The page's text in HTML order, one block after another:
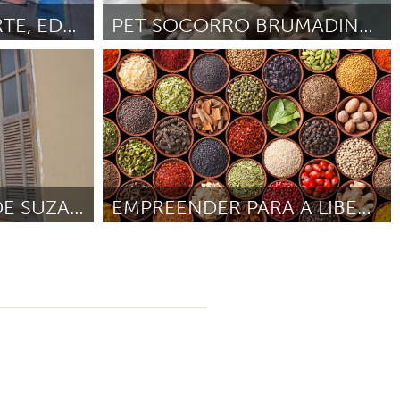
RUA COLORIDA - ARTE, EDUCAÇÃO E NATUREZA PET SOCORRO BRUMADINHO-MG
Brumadinho
Por Sandra Daniele da Codts Diciembre 2023
PINTURA DA CASA DE SUZANA EMPREENDER PARA A LIBERDADE